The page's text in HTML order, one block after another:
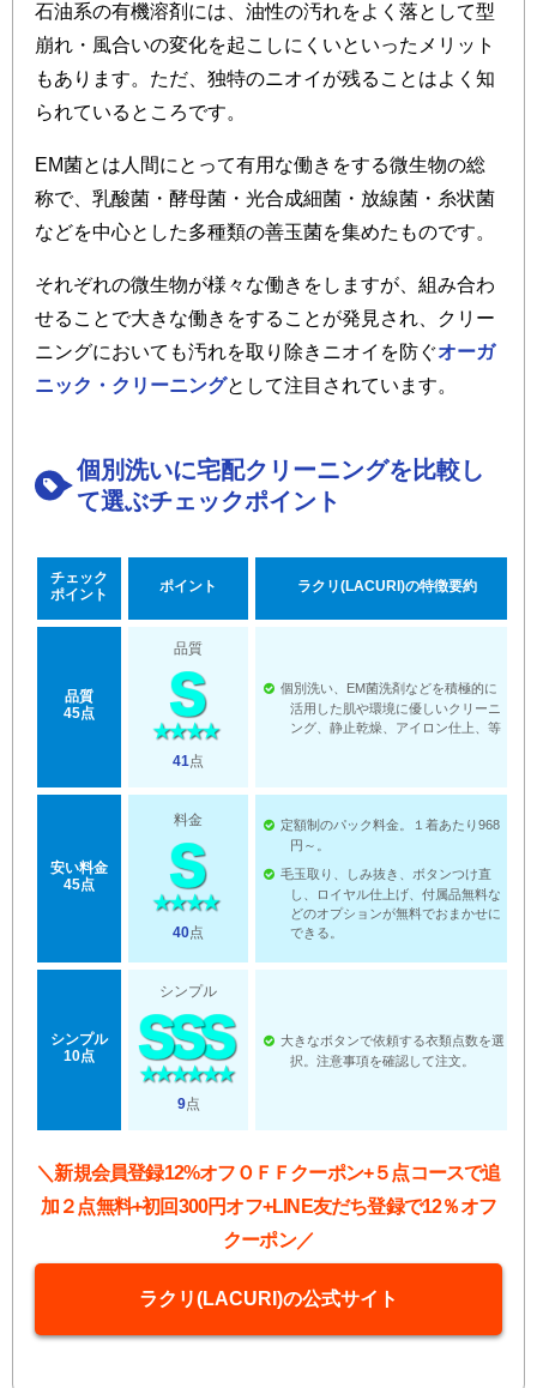
石油系の有機溶剤には、油性の汚れをよく落として型
崩れ・風合いの変化を起こしにくいといったメリット
もあります。ただ、独特のニオイが残ることはよく知
られているところです。
EM菌とは人間にとって有用な働きをする微生物の総
称で、乳酸菌・酵母菌・光合成細菌・放線菌・糸状菌
などを中心とした多種類の善玉菌を集めたものです。
それぞれの微生物が様々な働きをしますが、組み合わ
せることで大きな働きをすることが発見され、クリー
ニングにおいても汚れを取り除きニオイを防ぐオーガ
ニック・クリーニングとして注目されています。
個別洗いに宅配クリーニングを比較し
て選ぶチェックポイント
チェック
ポイント
ポイント ラクリ(LACURI)の特徴要約
品質
45点
品質
41点
個別洗い、EM菌洗剤などを積極的に
活用した肌や環境に優しいクリーニ
ング、静止乾燥、アイロン仕上、等
安い料金
45点
料金
40点
定額制のパック料金。１着あたり968
円～。
毛玉取り、しみ抜き、ボタンつけ直
し、ロイヤル仕上げ、付属品無料な
どのオプションが無料でおまかせに
できる。
シンプル
10点
シンプル
9点
大きなボタンで依頼する衣類点数を選
択。注意事項を確認して注文。
＼新規会員登録12%オフＯＦＦクーポン+５点コースで追
加２点無料+初回300円オフ+LINE友だち登録で12％オフ
クーポン／
ラクリ(LACURI)の公式サイト